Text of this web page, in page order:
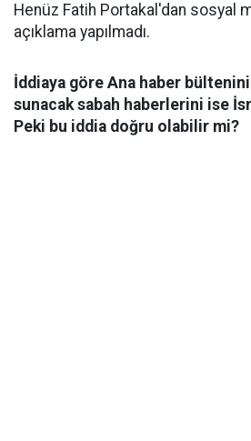
Henüz Fatih Portakal'dan sosyal
açıklama yapılmadı.
İddiaya göre Ana haber
sunacak sabah haberlerini ise
Peki bu iddia doğru olabilir mi?